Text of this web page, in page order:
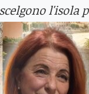
l'isola